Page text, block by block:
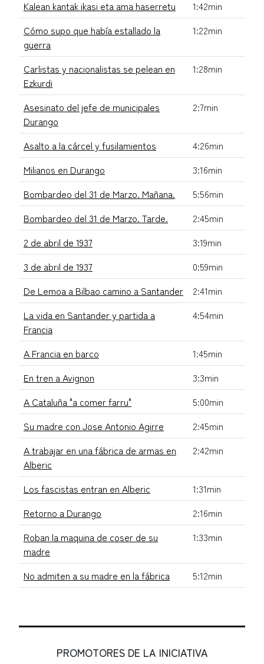
Kalean kantak ikasi eta ama haserretu
1:42min
Cómo supo que había estallado la
guerra
1:22min
Carlistas y nacionalistas se pelean en
Ezkurdi
1:28min
Asesinato del jefe de municipales
Durango
2:7min
Asalto a la cárcel y fusilamientos
4:26min
Milianos en Durango
3:16min
Bombardeo del 31 de Marzo. Mañana.
5:56min
Bombardeo del 31 de Marzo. Tarde.
2:45min
2 de abril de 1937
3:19min
3 de abril de 1937
0:59min
De Lemoa a Bilbao camino a Santander
2:41min
La vida en Santander y partida a
Francia
4:54min
A Francia en barco
1:45min
En tren a Avignon
3:3min
A Cataluña "a comer farru"
5:00min
Su madre con Jose Antonio Agirre
2:45min
A trabajar en una fábrica de armas en
Alberic
2:42min
Los fascistas entran en Alberic
1:31min
Retorno a Durango
2:16min
Roban la maquina de coser de su
madre
1:33min
No admiten a su madre en la fábrica 5:12min
PROMOTORES DE LA INICIATIVA